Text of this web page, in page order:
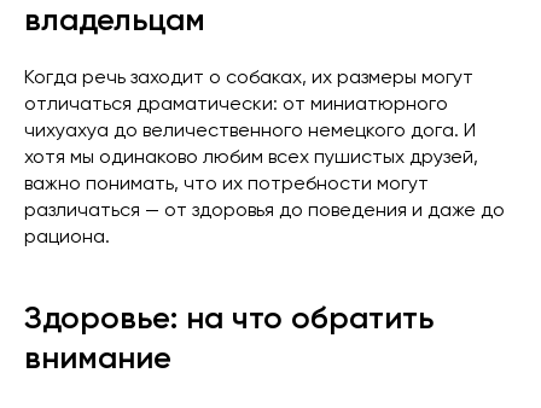
владельцам
Когда речь заходит о собаках, их размеры могут
отличаться драматически: от миниатюрного
чихуахуа до величественного немецкого дога. И
хотя мы одинаково любим всех пушистых друзей,
важно понимать, что их потребности могут
различаться — от здоровья до поведения и даже до
рациона.
Здоровье: на что обратить
внимание